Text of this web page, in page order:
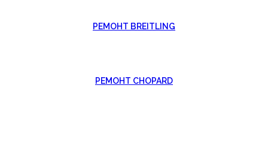
РЕМОНТ BREITLING
РЕМОНТ CHOPARD